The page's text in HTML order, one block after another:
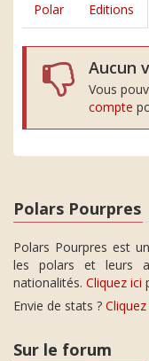
Polar Editions
Aucun
Vous
compte
Polars Pourpres
Polars Pourpres est
les polars et leurs
nationalités. Cliquez ici
Envie de stats ? Cliquez
Sur le forum